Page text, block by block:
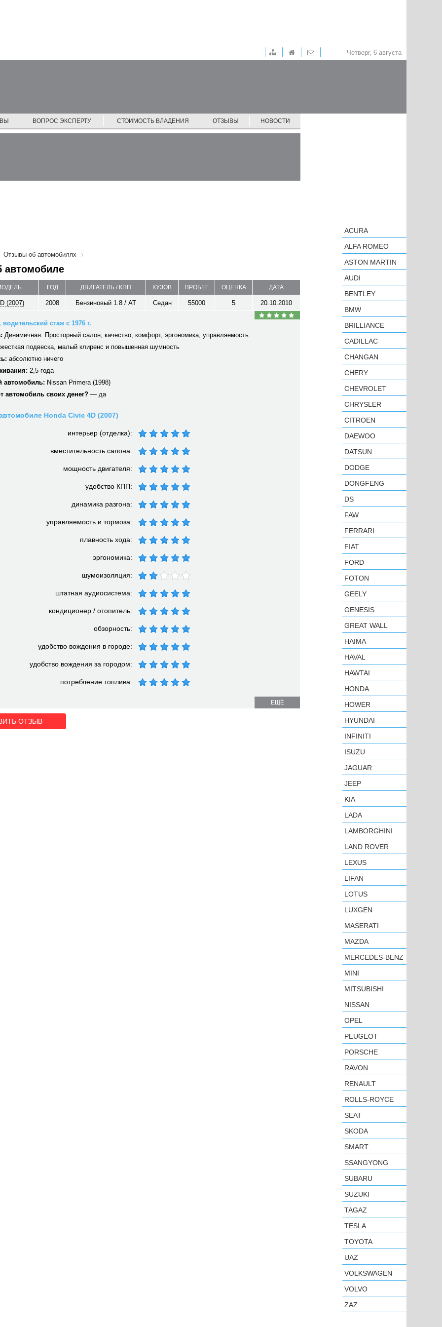
Четверг, 6 августа
ВОПРОС ЭКСПЕРТУ СТОИМОСТЬ ВЛАДЕНИЯ ОТЗЫВЫ НОВОСТИ
Отзывы об автомобилях
автомобиле
ГОД ДВИГАТЕЛЬ / КПП КУЗОВ ПРОБЕГ ОЦЕНКА ДАТА
(2007) 2008 Бензиновый 1.8 / AT Седан 55000 5 20.10.2010
стаж с 1976 г.
Динамичная. Просторный салон, качество, комфорт, эргономика, управляемость
подвеска, малый клиренс и повышенная шумность
абсолютно ничего
2,5 года
автомобиль: Nissan Primera (1998)
автомобиль своих денег? — да
Honda Civic 4D (2007)
интерьер (отделка):
вместительность салона:
мощность двигателя:
удобство КПП:
динамика разгона:
управляемость и тормоза:
плавность хода:
эргономика:
шумоизоляция:
штатная аудиосистема:
кондиционер / отопитель:
обзорность:
удобство вождения в городе:
удобство вождения за городом:
потребление топлива:
ЕЩЁ
ОТЗЫВ
ACURA
ALFA ROMEO
ASTON MARTIN
AUDI
BENTLEY
BMW
BRILLIANCE
CADILLAC
CHANGAN
CHERY
CHEVROLET
CHRYSLER
CITROEN
DAEWOO
DATSUN
DODGE
DONGFENG
DS
FAW
FERRARI
FIAT
FORD
FOTON
GEELY
GENESIS
GREAT WALL
HAIMA
HAVAL
HAWTAI
HONDA
HOWER
HYUNDAI
INFINITI
ISUZU
JAGUAR
JEEP
KIA
LADA
LAMBORGHINI
LAND ROVER
LEXUS
LIFAN
LOTUS
LUXGEN
MASERATI
MAZDA
MERCEDES-BENZ
MINI
MITSUBISHI
NISSAN
OPEL
PEUGEOT
PORSCHE
RAVON
RENAULT
ROLLS-ROYCE
SEAT
SKODA
SMART
SSANGYONG
SUBARU
SUZUKI
TAGAZ
TESLA
TOYOTA
UAZ
VOLKSWAGEN
VOLVO
ZAZ